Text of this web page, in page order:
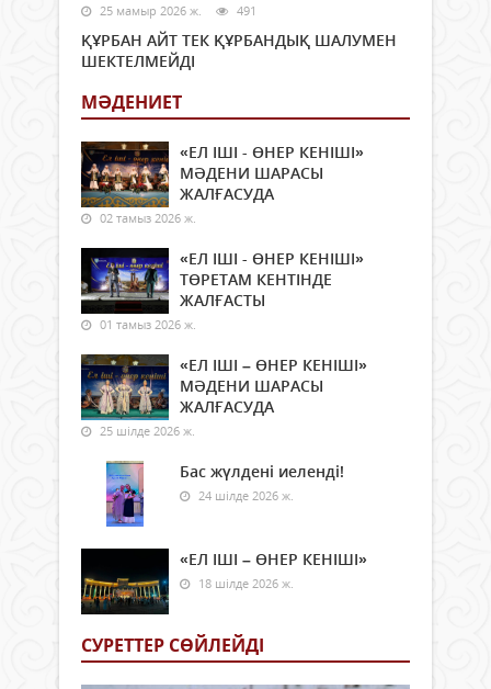
25 мамыр 2026 ж. 491
ҚҰРБАН АЙТ ТЕК ҚҰРБАНДЫҚ ШАЛУМЕН
ШЕКТЕЛМЕЙДІ
МӘДЕНИЕТ
«ЕЛ ІШІ - ӨНЕР КЕНІШІ»
МӘДЕНИ ШАРАСЫ
ЖАЛҒАСУДА
02 тамыз 2026 ж.
«ЕЛ ІШІ - ӨНЕР КЕНІШІ»
ТӨРЕТАМ КЕНТІНДЕ
ЖАЛҒАСТЫ
01 тамыз 2026 ж.
«ЕЛ ІШІ – ӨНЕР КЕНІШІ»
МӘДЕНИ ШАРАСЫ
ЖАЛҒАСУДА
25 шілде 2026 ж.
Бас жүлдені иеленді!
24 шілде 2026 ж.
«ЕЛ ІШІ – ӨНЕР КЕНІШІ»
18 шілде 2026 ж.
СУРЕТТЕР СӨЙЛЕЙДI